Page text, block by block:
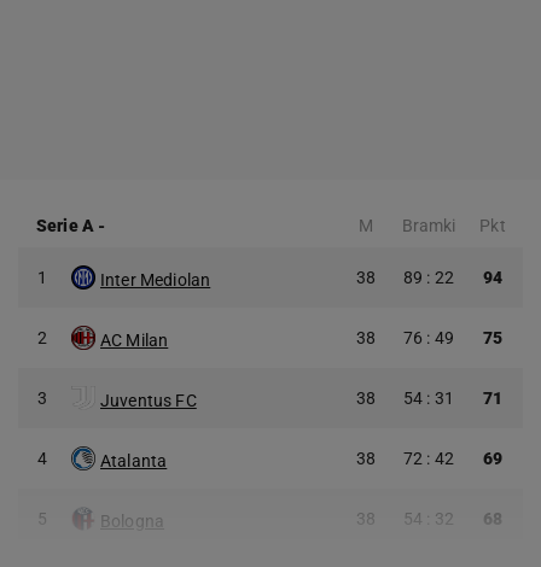
Serie A - M Bramki Pkt
1 Inter Mediolan 38 89 : 22 94
2 AC Milan 38 76 : 49 75
3 Juventus FC 38 54 : 31 71
4 Atalanta 38 72 : 42 69
5 Bologna 38 54 : 32 68